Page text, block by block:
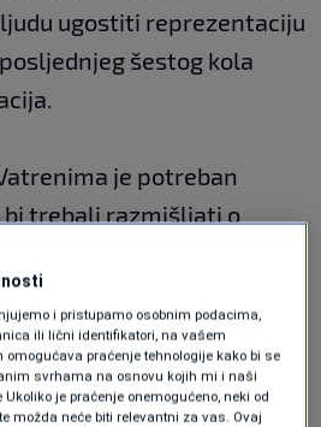
ugostiti reprezentaciju
šestog kola
je potreban
bi trebali razmišljati o
Hrvatska prolazi u
u Splitu. Na drugoj
na čelu skupine i već
u četvrtfinale s prvog
i pristupamo osobnim podacima,
ili lični identifikatori, na vašem
praćenje tehnologije kako bi se
svrhama na osnovu kojih mi i naši
je praćenje onemogućeno, neki od
možda neće biti relevantni za vas. Ovaj